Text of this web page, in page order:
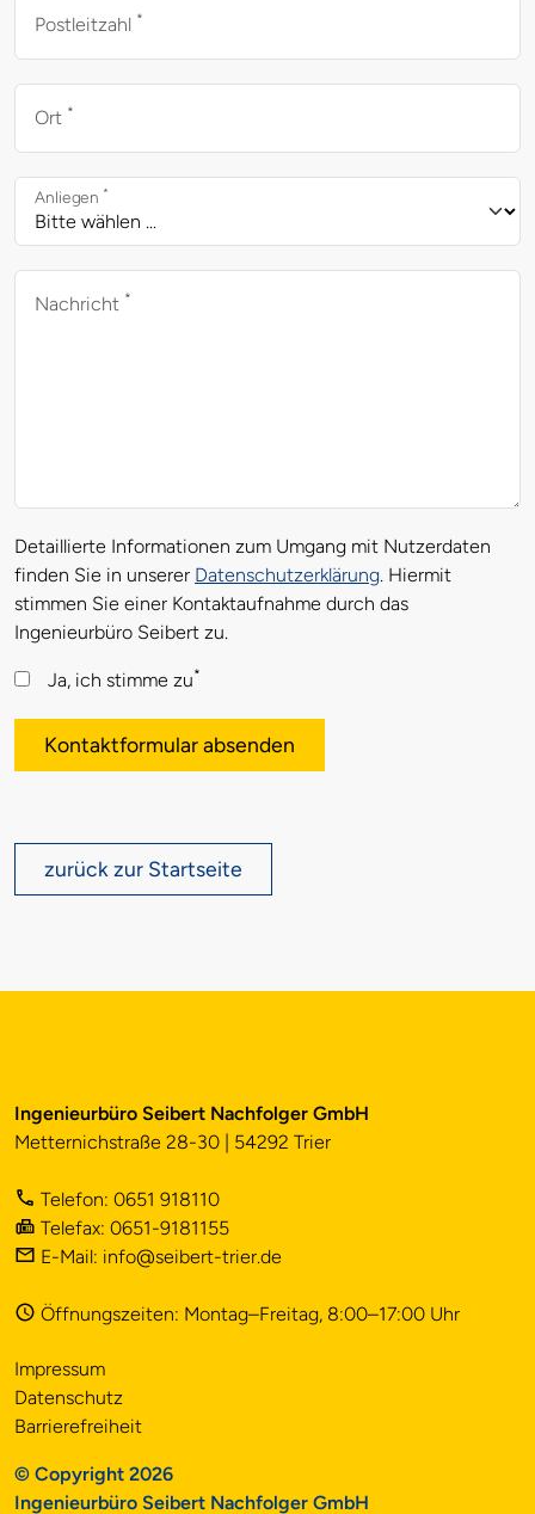
Postleitzahl *
Ort *
Anliegen *
Nachricht *
Detaillierte Informationen zum Umgang mit Nutzerdaten
finden Sie in unserer Datenschutzerklärung. Hiermit
stimmen Sie einer Kontaktaufnahme durch das
Ingenieurbüro Seibert zu.
Ja, ich stimme zu*
Kontaktformular absenden
zurück zur Startseite
Ingenieurbüro Seibert Nachfolger GmbH
Metternichstraße 28-30 | 54292 Trier
Telefon: 0651 918110
Telefax: 0651-9181155
E-Mail: info@seibert-trier.de
Öffnungszeiten: Montag–Freitag, 8:00–17:00 Uhr
Impressum
Datenschutz
Barrierefreiheit
© Copyright 2026
Ingenieurbüro Seibert Nachfolger GmbH